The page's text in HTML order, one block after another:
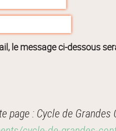
le message ci-dessous
page : Cycle de